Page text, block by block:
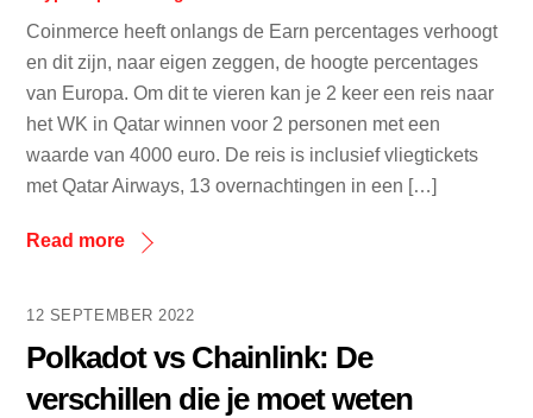
Coinmerce heeft onlangs de Earn percentages verhoogt
en dit zijn, naar eigen zeggen, de hoogte percentages
van Europa. Om dit te vieren kan je 2 keer een reis naar
het WK in Qatar winnen voor 2 personen met een
waarde van 4000 euro. De reis is inclusief vliegtickets
met Qatar Airways, 13 overnachtingen in een […]
Read more
12 SEPTEMBER 2022
Polkadot vs Chainlink: De
verschillen die je moet weten